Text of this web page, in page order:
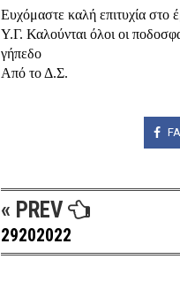
Ευχόμαστε καλή επιτυχία στο
Υ.Γ. Καλούνται όλοι οι
γήπεδο
Από το Δ.Σ.
« PREV
29202022